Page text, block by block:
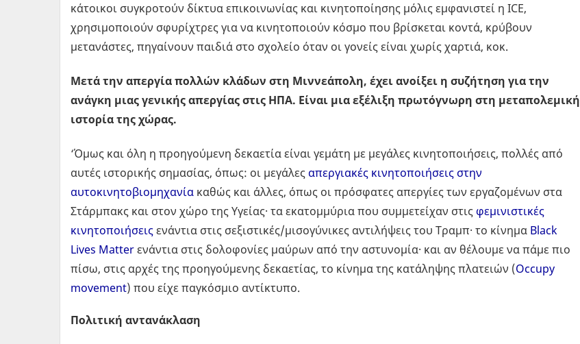
κάτοικοι συγκροτούν δίκτυα επικοινωνίας και κινητοποίησης μόλις εμφανιστεί η ICE,
χρησιμοποιούν σφυρίχτρες για να κινητοποιούν κόσμο που βρίσκεται κοντά, κρύβουν
μετανάστες, πηγαίνουν παιδιά στο σχολείο όταν οι γονείς είναι χωρίς χαρτιά, κοκ.
Μετά την απεργία πολλών κλάδων στη Μιννεάπολη, έχει ανοίξει η συζήτηση για την
ανάγκη μιας γενικής απεργίας στις ΗΠΑ. Είναι μια εξέλιξη πρωτόγνωρη στη μεταπολεμική
ιστορία της χώρας.
‘Όμως και όλη η προηγούμενη δεκαετία είναι γεμάτη με μεγάλες κινητοποιήσεις, πολλές από
αυτές ιστορικής σημασίας, όπως: οι μεγάλες απεργιακές κινητοποιήσεις στην
αυτοκινητοβιομηχανία καθώς και άλλες, όπως οι πρόσφατες απεργίες των εργαζομένων στα
Στάρμπακς και στον χώρο της Υγείας· τα εκατομμύρια που συμμετείχαν στις φεμινιστικές
κινητοποιήσειςενάντια στις σεξιστικές/μισογύνικες αντιλήψεις του Τραμπ· το κίνημα Black
Lives Matterενάντια στις δολοφονίες μαύρων από την αστυνομία· και αν θέλουμε να πάμε πιο
πίσω, στις αρχές της προηγούμενης δεκαετίας, το κίνημα της κατάληψης πλατειών (Occupy
movement) που είχε παγκόσμιο αντίκτυπο.
Πολιτική αντανάκλαση